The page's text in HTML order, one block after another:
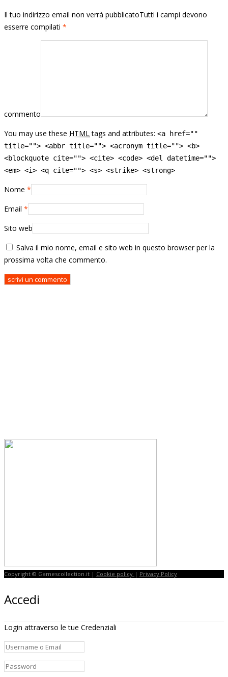
Il tuo indirizzo email non verrà pubblicatoTutti i campi devono
esserre compilati *
commento
You may use these HTML tags and attributes: <a href=""
title=""> <abbr title=""> <acronym title=""> <b>
<blockquote cite=""> <cite> <code> <del datetime="">
<em> <i> <q cite=""> <s> <strike> <strong>
Nome *
Email *
Sito web
Salva il mio nome, email e sito web in questo browser per la
prossima volta che commento.
Copyright © Gamescollection.it | Cookie policy | Privacy Policy
Accedi
Login attraverso le tue Credenziali